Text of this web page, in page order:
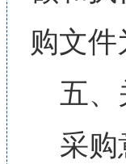
购文
五
采